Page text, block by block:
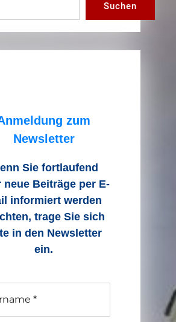
Suchen
zum
Newsletter
Sie fortlaufend
neue Beiträge per E-
informiert werden
trage Sie sich
in den Newsletter
ein.